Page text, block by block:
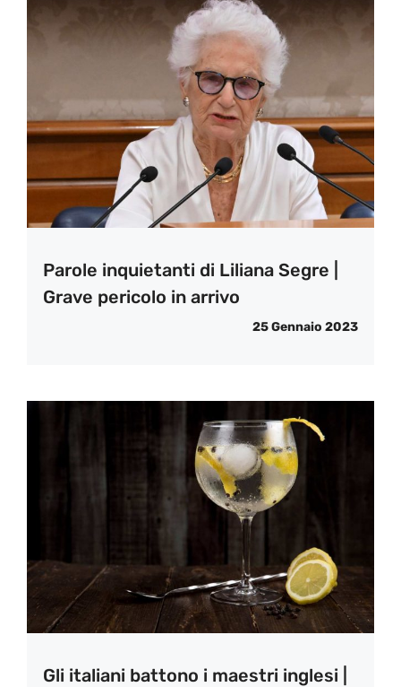
Parole inquietanti di Liliana Segre |
Grave pericolo in arrivo
25 Gennaio 2023
Gli italiani battono i maestri inglesi |